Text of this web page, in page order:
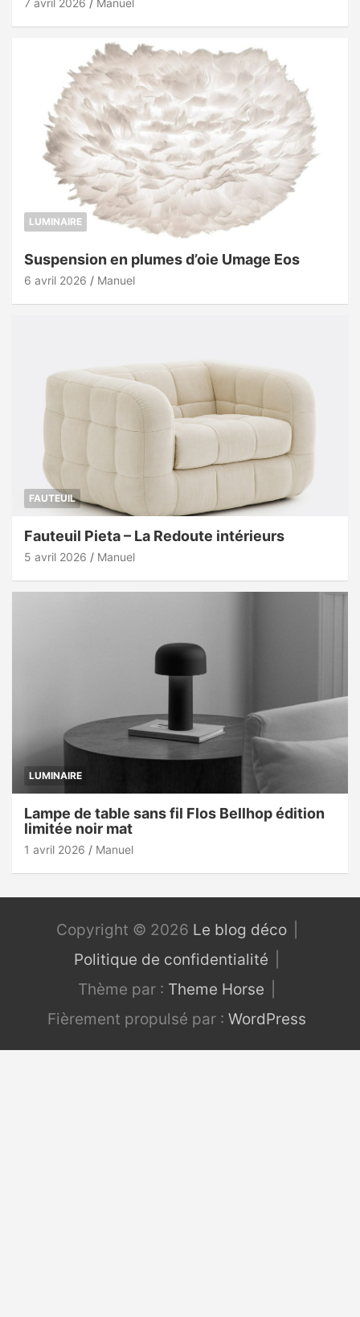
LUMINAIRE
Suspension en plumes d’oie Umage Eos
6 avril 2026 Manuel
FAUTEUIL
Fauteuil Pieta – La Redoute intérieurs
5 avril 2026 Manuel
LUMINAIRE
Lampe de table sans fil Flos Bellhop édition
limitée noir mat
1 avril 2026 Manuel
Copyright © 2026 Le blog déco
Politique de confidentialité
Thème par : Theme Horse
Fièrement propulsé par : WordPress